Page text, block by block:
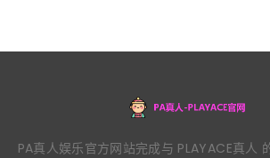
PA真人娱乐官方网站完成与 PLAYACE真人